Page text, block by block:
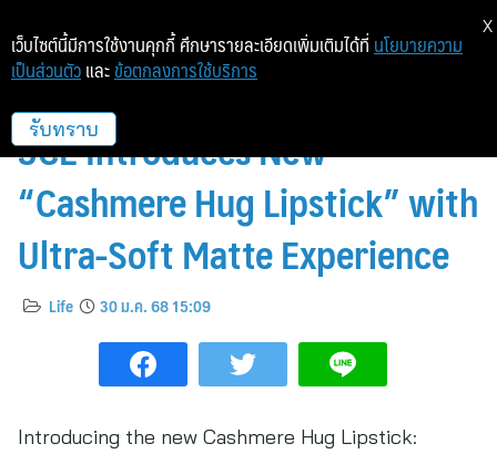
Dress Your Lips in Cashmere:
3CE Introduces New
“Cashmere Hug Lipstick” with
Ultra-Soft Matte Experience
Life 30 ม.ค. 68 15:09
Introducing the new Cashmere Hug Lipstick:
เว็บไซต์นี้มีการใช้งานคุกกี้ ศึกษารายละเอียดเพิ่มเติมได้ที่ นโยบายความ
เป็นส่วนตัว และ ข้อตกลงการใช้บริการ
รับทราบ
X